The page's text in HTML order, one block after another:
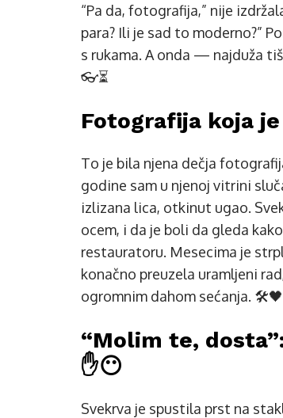
“Pa da, fotografija,” nije
para? Ili je sad to moderno?”
s rukama. A onda — najduža
👓⏳
Fotografija koja
To je bila njena dečja
godine sam u njenoj vitrini
izlizana lica, otkinut ugao.
ocem, i da je boli da gleda
restauratoru. Mesecima je
konačno preuzela uramljeni
ogromnim dahom sećanja. 🛠️🖤
“Molim te,
✋😶
Svekrva je spustila prst na